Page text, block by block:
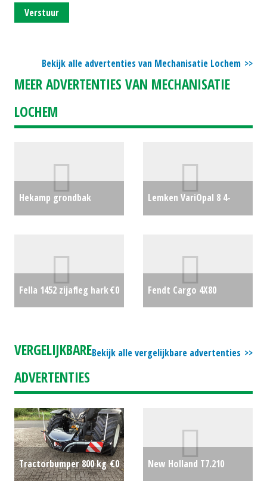
Verstuur
Bekijk alle advertenties van Mechanisatie Lochem
MEER ADVERTENTIES VAN MECHANISATIE
LOCHEM
Hekamp grondbak
Lemken VariOpal 8 4-
Fella 1452 zijafleg hark€0
Fendt Cargo 4X80
Bekijk alle vergelijkbare advertenties
VERGELIJKBARE
ADVERTENTIES
Tractorbumper 800 kg €0
New Holland T7.210